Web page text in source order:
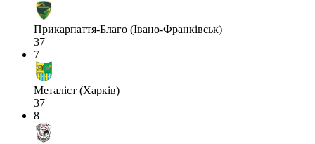
Прикарпаття-Благо (Івано-Франківськ)
37
7
Металіст (Харків)
37
8